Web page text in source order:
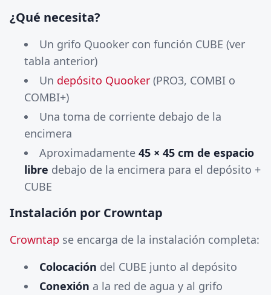
¿Qué necesita?
Un grifo Quooker con función CUBE (ver
tabla anterior)
Un depósito Quooker (PRO3, COMBI o
COMBI+)
Una toma de corriente debajo de la
encimera
Aproximadamente 45 × 45 cm de espacio
libre debajo de la encimera para el depósito +
CUBE
Instalación por Crowntap
Crowntap se encarga de la instalación completa:
Colocación del CUBE junto al depósito
Conexión a la red de agua y al grifo